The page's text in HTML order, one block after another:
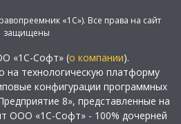
«1С»). Все права на сайт
защищены
«1С-Софт» (о компании).
на технологическую платформу
конфигурации программных
8», представленные на
ООО «1С-Софт» - 100% дочерней